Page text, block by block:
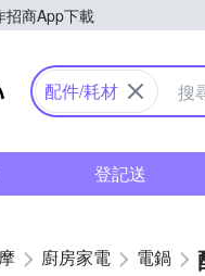
招商App下載
Yahoo購物中心
配件/耗材
登記送
廚房家電 電鍋